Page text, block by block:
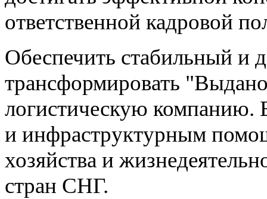
ответственной кадровой
Обеспечить стабильный и
трансформировать
логистическую
и инфраструктурным
хозяйства и
стран СНГ.